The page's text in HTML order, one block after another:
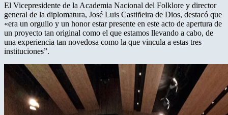
El Vicepresidente de la Academia Nacional del Folklore y director
general de la diplomatura, José Luis Castiñeira de Dios, destacó que
«era un orgullo y un honor estar presente en este acto de apertura de
un proyecto tan original como el que estamos llevando a cabo, de
una experiencia tan novedosa como la que vincula a estas tres
instituciones”.